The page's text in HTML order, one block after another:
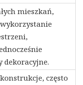
mieszkań,
dekoracyjne.
często